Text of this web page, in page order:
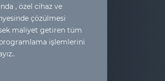
, özel cihaz ve
çözülmesi
maliyet getiren tüm
işlemlerini